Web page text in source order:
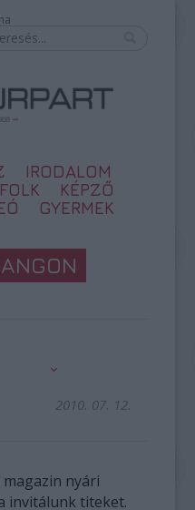
IRODALOM
FOLK
KÉPZŐ
GYERMEK
2010. 07. 12.
nyári
invitálunk titeket.